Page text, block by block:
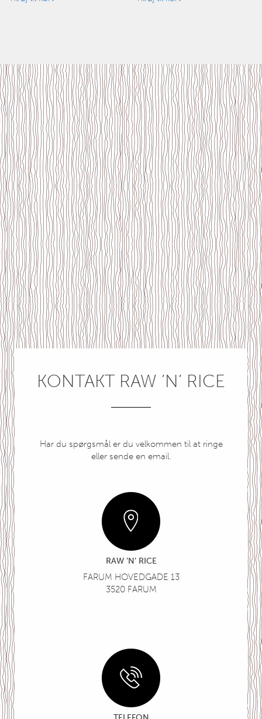
KONTAKT RAW ’N’ RICE
Har du spørgsmål er du velkommen til at ringe
eller sende en email.
RAW ’N’ RICE
FARUM HOVEDGADE 13
3520 FARUM